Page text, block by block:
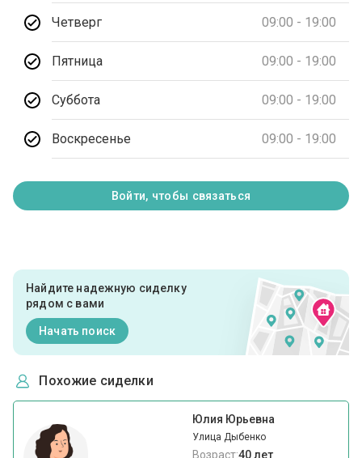
Четверг 09:00 - 19:00
Пятница 09:00 - 19:00
Суббота 09:00 - 19:00
Воскресенье 09:00 - 19:00
Войти, чтобы связаться
Найдите надежную сиделку
рядом с вами
Начать поиск
Похожие сиделки
Юлия Юрьевна
Улица Дыбенко
Возраст:40 лет